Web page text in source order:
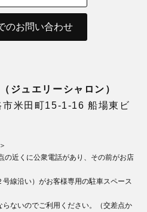
のお問い合わせ
ュエリーシャロン）
米田町15-1-16 船場東ビ
の近くに公衆電話があり、その前がお店
線沿い）がお客様専用の駐車スペース
ないのでご利用ください。（交差点か